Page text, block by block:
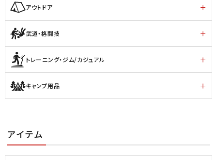
アウトドア
武道・格闘技
トレーニング・ジム/カジュアル
キャンプ用品
アイテム